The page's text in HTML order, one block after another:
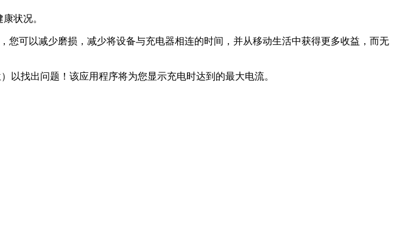
康状况。
可以减少磨损，减少将设备与充电器相连的时间，并从移动生活中获得更多收益，而无
以找出问题！该应用程序将为您显示充电时达到的最大电流。